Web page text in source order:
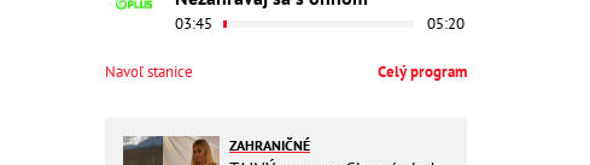
03:45 05:20
Navoľ stanice Celý program
ZAHRANIČNÉ